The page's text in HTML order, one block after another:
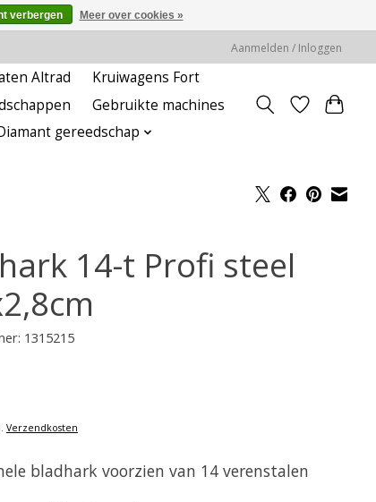
Aanmelden / Inloggen
Altrad
Kruiwagens Fort
Gebruikte machines
gereedschap
14-t Profi steel
1315215
Verzendkosten
bladhark voorzien van 14 verenstalen
verbergen Meer over cookies »